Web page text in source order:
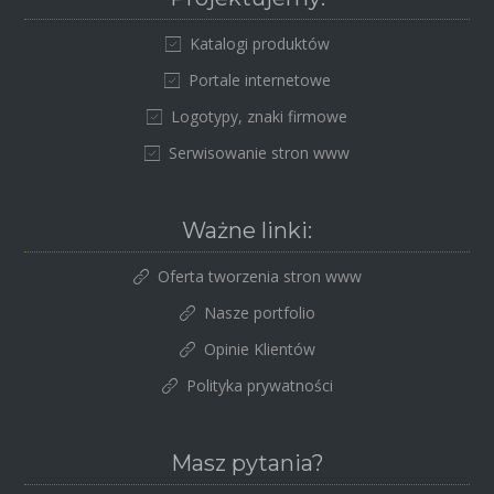
Katalogi produktów
Portale internetowe
Logotypy, znaki firmowe
Serwisowanie stron www
Ważne linki:
Oferta tworzenia stron www
Nasze portfolio
Opinie Klientów
Polityka prywatności
Masz pytania?